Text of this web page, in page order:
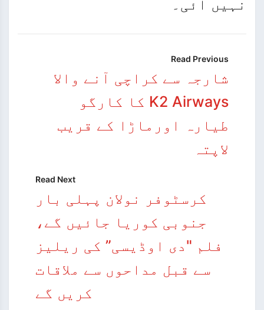
نہیں آئی۔
Read Previous
شارجہ سے کراچی آنے والا
K2 Airways کا کارگو
طیارہ اورماڑا کے قریب
لاپتہ
Read Next
کرسٹوفر نولان پہلی بار
جنوبی کوریا جائیں گے،
فلم "دی اوڈیسی” کی ریلیز
سے قبل مداحوں سے ملاقات
کریں گے